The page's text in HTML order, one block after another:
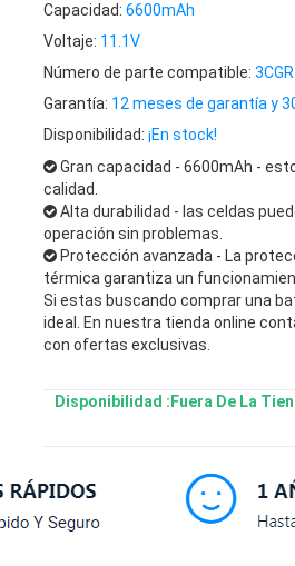
Capacidad: 6600mAh
Voltaje: 11.1V
Número de parte compatible:
Garantía: 12 meses de garantía y
Disponibilidad: ¡En stock!
Gran capacidad - 6600mAh -
calidad.
Alta durabilidad - las celdas
operación sin problemas.
Protección avanzada - La
térmica garantiza un
Si estas buscando comprar una
ideal. En nuestra tienda online
con ofertas exclusivas.
Disponibilidad :Fuera De La